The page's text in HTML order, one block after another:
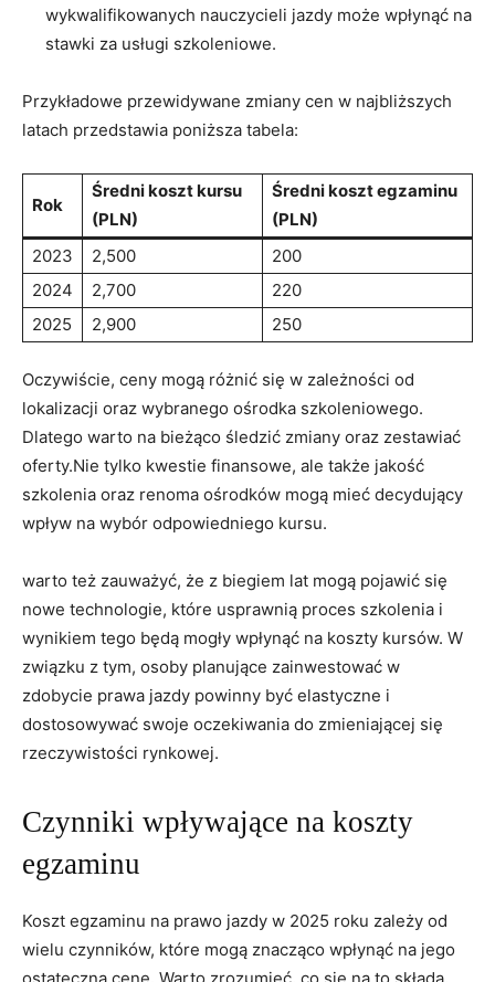
wykwalifikowanych nauczycieli jazdy może wpłynąć na
stawki za usługi szkoleniowe.
Przykładowe przewidywane zmiany cen w ⁢najbliższych
latach przedstawia poniższa tabela:
Rok
Średni koszt kursu
(PLN)
Średni koszt⁤ egzaminu
(PLN)
2023
2,500
200
2024
2,700
220
2025
2,900 250
Oczywiście, ‍ceny mogą różnić się w zależności​ od
⁢lokalizacji oraz wybranego ośrodka szkoleniowego.⁢
Dlatego warto na bieżąco śledzić zmiany oraz zestawiać
oferty.Nie tylko kwestie finansowe, ale także jakość
szkolenia oraz renoma ośrodków mogą mieć ⁤decydujący
wpływ na wybór odpowiedniego kursu.
warto też zauważyć, że ‍z biegiem lat ⁤mogą pojawić się
⁤nowe technologie, które usprawnią proces‌ szkolenia i
wynikiem tego będą mogły wpłynąć na koszty kursów.⁤ W
⁣związku z ⁣tym, osoby planujące zainwestować w
zdobycie prawa⁣ jazdy ⁣powinny ​być elastyczne⁤ i
dostosowywać swoje oczekiwania do⁢ zmieniającej się
rzeczywistości rynkowej.
Czynniki‍ wpływające na koszty
egzaminu
Koszt egzaminu na prawo jazdy‌ w 2025 roku zależy od
⁢wielu czynników, które mogą znacząco wpłynąć na jego